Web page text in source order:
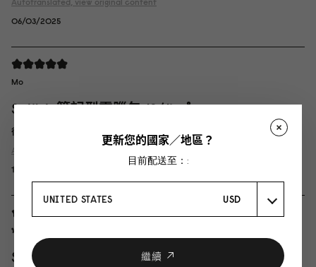
06/03/2025
Mo
Spläsh 筆記型電腦包 13/14 ดำ
很棒的設計
Autotranslated, view original content
18/12/2024
พชรดนัย
Spläsh 筆記型電腦包 13/14 ดำ
更新您的國家／地區？
目前配送至：:
UNITED STATES USD
繼續